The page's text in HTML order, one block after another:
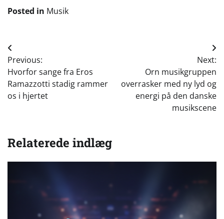
Posted in Musik
Indlægsnavigation
Previous:
Hvorfor sange fra Eros
Ramazzotti stadig rammer
os i hjertet
Next:
Orn musikgruppen
overrasker med ny lyd og
energi på den danske
musikscene
Relaterede indlæg